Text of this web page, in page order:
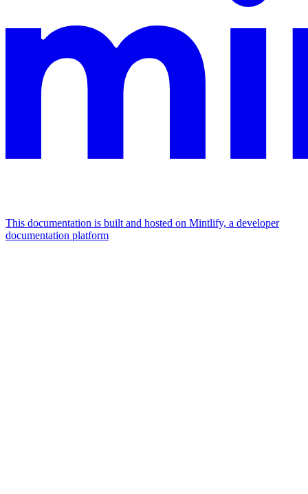
This documentation is built and hosted on Mintlify, a developer
documentation platform